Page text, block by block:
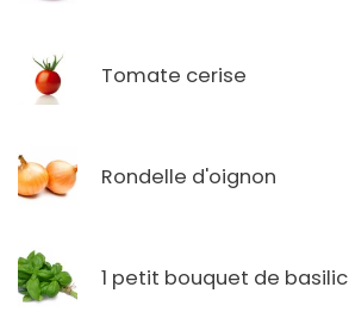
Tomate cerise
Rondelle d'oignon
1 petit bouquet de basilic